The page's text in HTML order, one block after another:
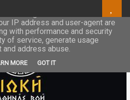
Google to deliver its services
IP address and user-agent are
with performance and security
of service, generate usage
address abuse.
MORE GOT IT